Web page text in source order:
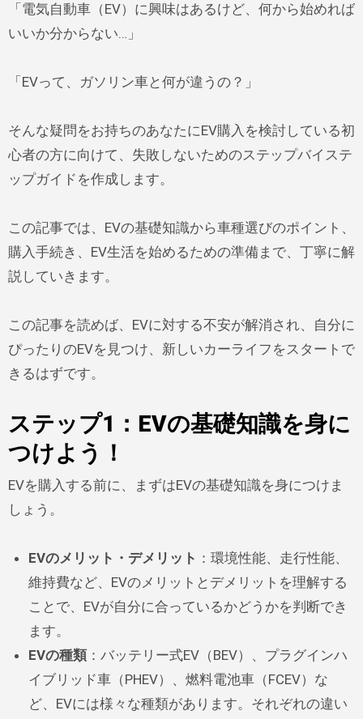
「電気自動車（EV）に興味はあるけど、何から始めれば
いいか分からない…」
「EVって、ガソリン車と何が違うの？」
そんな疑問をお持ちのあなたにEV購入を検討している初
心者の方に向けて、失敗しないためのステップバイステ
ップガイドを作成します。
この記事では、EVの基礎知識から車種選びのポイント、
購入手続き、EV生活を始めるための準備まで、丁寧に解
説していきます。
この記事を読めば、EVに対する不安が解消され、自分に
ぴったりのEVを見つけ、新しいカーライフをスタートで
きるはずです。
ステップ1：EVの基礎知識を身に
つけよう！
EVを購入する前に、まずはEVの基礎知識を身につけま
しょう。
EVのメリット・デメリット ：環境性能、走行性能、
維持費など、EVのメリットとデメリットを理解する
ことで、EVが自分に合っているかどうかを判断でき
ます。
EVの種類：バッテリー式EV（BEV）、プラグインハ
イブリッド車（PHEV）、燃料電池車（FCEV）な
ど、EVには様々な種類があります。それぞれの違い